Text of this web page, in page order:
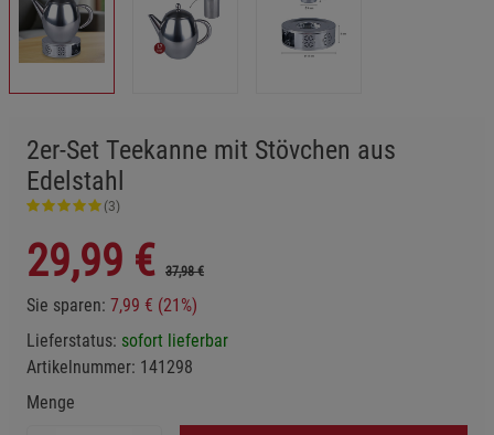
2er-Set Teekanne mit Stövchen aus
Edelstahl
(3)
29,99 € 37,98 €
Sie sparen: 7,99 € (21%)
Lieferstatus: sofort lieferbar
Artikelnummer: 141298
Menge